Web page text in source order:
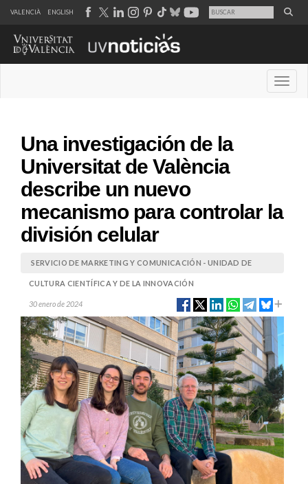
VALENCIÀ ENGLISH
Una investigación de la
Universitat de València
describe un nuevo
mecanismo para controlar la
división celular
SERVICIO DE MARKETING Y COMUNICACIÓN - UNIDAD DE
CULTURA CIENTÍFICA Y DE LA INNOVACIÓN
30 enero de 2024